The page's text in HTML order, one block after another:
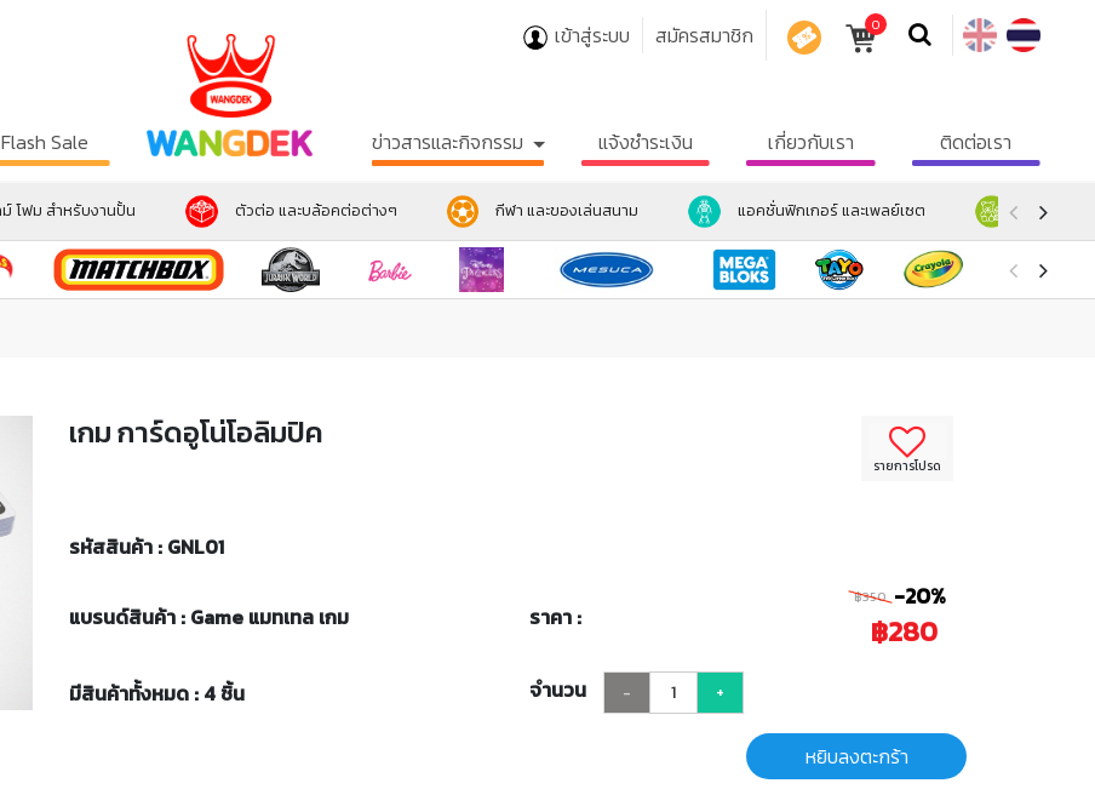
เข้าสู่ระบบ สมัครสมาชิก 0
Flash Sale ข่าวสารและกิจกรรม แจ้งชำระเงิน เกี่ยวกับเรา ติดต่อเรา
โฟม สำหรับงานปั้น ตัวต่อ และบล้อคต่อต่างๆ กีฬา และของเล่นสนาม แอคชั่นฟิกเกอร์ และเพลย์เซต ตุ๊กตา แล
รายการโปรด
เกม การ์ดอูโน่โอลิมปิค
รหัสสินค้า : GNL01
แบรนด์สินค้า : Game แมทเทล เกม ราคา :
฿350 -20%
฿280
มีสินค้าทั้งหมด : 4 ชิ้น จำนวน - +
หยิบลงตะกร้า